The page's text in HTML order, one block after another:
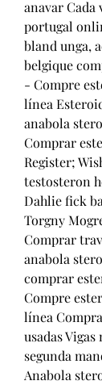
anavar Cada
portugal
bland unga,
belgique
- Compre
línea
anabola
Comprar
Register;
testosteron
Dahlie fick
Torgny
Comprar
anabola
comprar
Compre
línea
usadas
segunda
Anabola